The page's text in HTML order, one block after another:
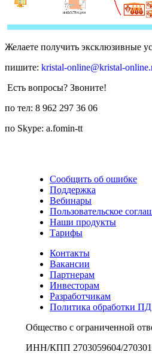
Желаете получить эксклюзивные
пишите: kristal-online@kristal-
Есть вопросы? Звоните!
по тел: 8 962 297 36 06
по Skype: a.fomin-tt
Сообщить об ошибке
Поддержка
Вебинары
Пользовательское
Наши продукты
Тарифы
Контакты
Вакансии
Партнерам
Инвесторам
Разработчикам
Политика обработки ПД
Общество с ограниченной
ИНН/КПП 2703059604/